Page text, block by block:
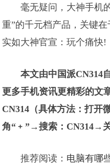
毫无疑问，大神手机
重”的千元档产品，关键
实如大神官宣：玩个痛快!
本文由中国派CN314
更多手机资讯更精彩的文
CN314（具体方法：打
角“﹢”→搜索：CN314→
推荐阅读： 电脑有哪